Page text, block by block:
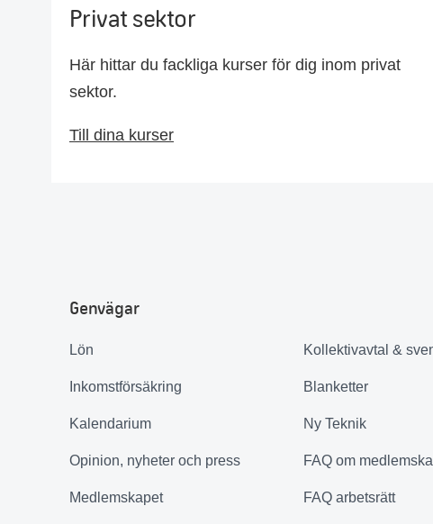
Privat sektor
Här hittar du fackliga kurser för dig inom privat
sektor.
Till dina kurser
Genvägar
Lön
Inkomstförsäkring
Kalendarium
Opinion, nyheter och press
Medlemskapet
Kollektivavtal &
Blanketter
Ny Teknik
FAQ om
FAQ arbetsrätt